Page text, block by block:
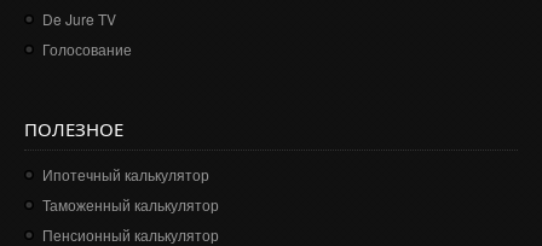
De Jure TV
Голосование
ПОЛЕЗНОЕ
Ипотечный калькулятор
Таможенный калькулятор
Пенсионный калькулятор